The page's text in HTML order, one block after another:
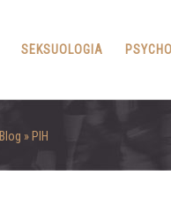
SEKSUOLOGIA
Blog » PIH